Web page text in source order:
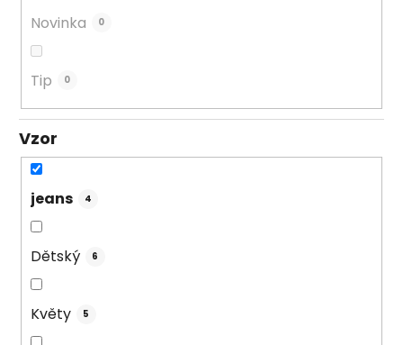
Novinka 0
Tip 0
Vzor
jeans 4
Dětský 6
Květy 5